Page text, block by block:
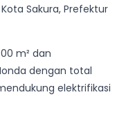
Sakura, Prefektur
m² dan
dengan total
elektrifikasi